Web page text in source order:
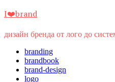
Перейти
содержимому
I❤️brand
дизайн бренда от лого до
branding
brandbook
brand-design
logo